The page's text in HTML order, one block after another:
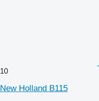
10
New Holland B115